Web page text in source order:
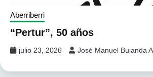
Aberriberri
“Pertur”, 50 años
julio 23, 2026 José Manuel Bujanda